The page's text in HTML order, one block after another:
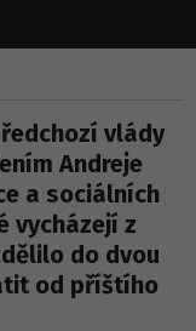
vlády
Andreje
a sociálních
vycházejí z
do dvou
od příštího